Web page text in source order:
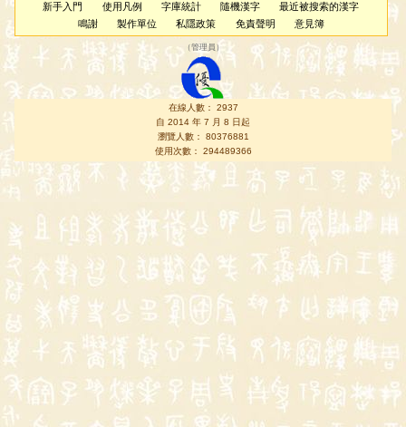
新手入門 使用凡例 字庫統計 隨機漢字
最近被搜索的漢字
鳴謝
製作單位 私隱政策 免責聲明 意見簿
（管理員 ）
在線人數： 2937
自 2014 年 7 月 8 日起
瀏覽人數： 80376881
使用次數： 294489366